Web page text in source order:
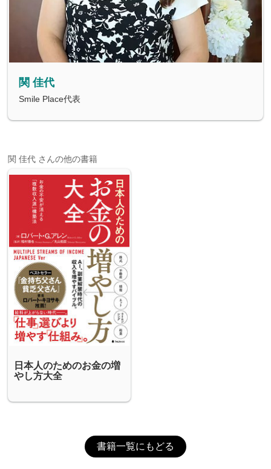
関 佳代
Smile Place代表
関 佳代 さんの他の書籍
日本人のためのお金の増
やし方大全
書籍一覧にもどる